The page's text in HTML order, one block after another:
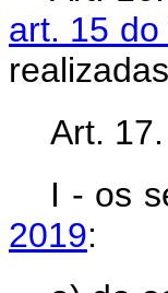
art. 15
Art.
I - os
2019: